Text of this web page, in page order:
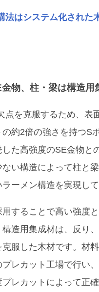
法はシステム化された
物、柱・梁は構造用
点を克服するため、表
約2倍の強さを持つS
た高強度のSE金物と
い構造によって柱と
ーメン構造を実現し
することで高い強度
造用集成材は、反り
服した木材です。材
レカット工場で行い
レカットによって正